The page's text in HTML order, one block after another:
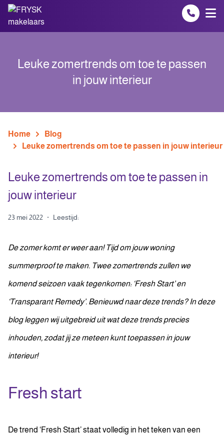
Spring naar inhoud
Leuke zomertrends om toe te passen
in jouw interieur
Home
Blog
Leuke zomertrends om toe te passen in jouw interieur
Leuke zomertrends om toe te passen in
jouw interieur
23 mei 2022 · Leestijd:
De zomer komt er weer aan! Tijd om jouw woning
summerproof te maken. Twee zomertrends zullen we
komend seizoen vaak tegenkomen: ‘Fresh Start’ en
‘Transparant Remedy’. Benieuwd naar deze trends? In deze
blog leggen wij uitgebreid uit wat deze trends precies
inhouden, zodat jij ze meteen kunt toepassen in jouw
interieur!
Fresh start
De trend ‘Fresh Start’ staat volledig in het teken van een